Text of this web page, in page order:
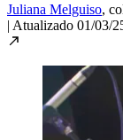
Juliana Melguiso,
| Atualizado 01/03/